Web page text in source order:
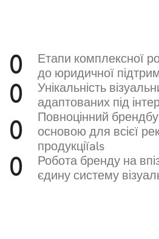
0
Етапи комплексної
до юридичної
0
Унікальність
адаптованих під
0
Повноцінний
основою для всієї
продукціїals
0
Робота бренду на
єдину систему